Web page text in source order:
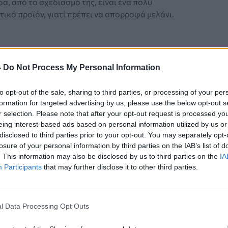
Do Not Process My Personal Information
opt-out of the sale, sharing to third parties, or processing of your
for targeted advertising by us, please use the below opt-out
selection. Please note that after your opt-out request is processed
interest-based ads based on personal information utilized by us
to third parties prior to your opt-out. You may separately
of your personal information by third parties on the IAB’s list of
This information may also be disclosed by us to third parties on the
Participants that may further disclose it to other third parties.
Data Processing Opt Outs
προϊόν, γιατί πρέπει να απορροφά μελάνι.
7 έξυπνοι τρόποι να
λιγότερα – Φρέσκιες ιδέες!
διαπιστώσει το... τσίμπημα στις τιμές, σχεδόν, σε
Και, δυστυχώς, το κόστος των τροφίμων δεν